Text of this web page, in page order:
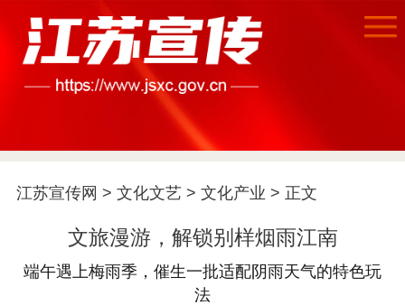
首页
江苏要闻
公示公告
江苏宣传网 > 文化文艺> 文化产业 > 正文
文旅漫游，解锁别样烟雨江南
端午遇上梅雨季，催生一批适配阴雨天气的特色玩
法